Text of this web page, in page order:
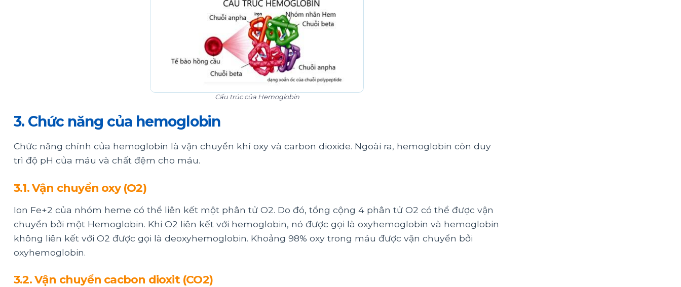
Cấu trúc của Hemoglobin
3. Chức năng của hemoglobin
Chức năng chính của hemoglobin là vận chuyển khí oxy và carbon dioxide. Ngoài ra, hemoglobin còn duy
trì độ pH của máu và chất đệm cho máu.
3.1. Vận chuyển oxy (O2)
Ion Fe+2 của nhóm heme có thể liên kết một phân tử O2. Do đó, tổng cộng 4 phân tử O2 có thể được vận
chuyển bởi một Hemoglobin. Khi O2 liên kết với hemoglobin, nó được gọi là oxyhemoglobin và hemoglobin
không liên kết với O2 được gọi là deoxyhemoglobin. Khoảng 98% oxy trong máu được vận chuyển bởi
oxyhemoglobin.
3.2. Vận chuyển cacbon dioxit (CO2)